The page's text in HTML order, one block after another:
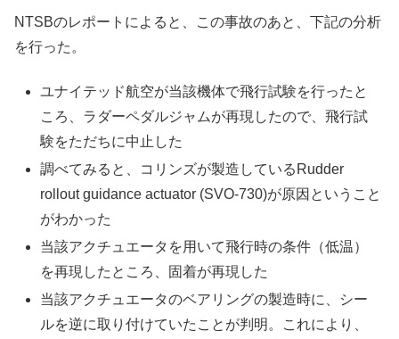
NTSBのレポートによると、この事故のあと、下記の分析
を行った。
ユナイテッド航空が当該機体で飛行試験を行ったと
ころ、ラダーペダルジャムが再現したので、飛行試
験をただちに中止した
調べてみると、コリンズが製造しているRudder
rollout guidance actuator (SVO-730)が原因ということ
がわかった
当該アクチュエータを用いて飛行時の条件（低温）
を再現したところ、固着が再現した
当該アクチュエータのベアリングの製造時に、シー
ルを逆に取り付けていたことが判明。これにより、